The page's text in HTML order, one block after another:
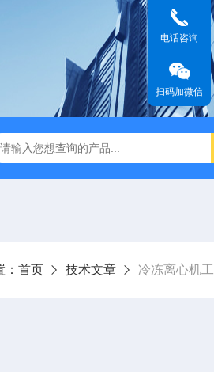
氧手套箱YQX-I半自动厌氧培养箱
首页 技术文章 冷冻离心机
电话咨询
扫码加微信